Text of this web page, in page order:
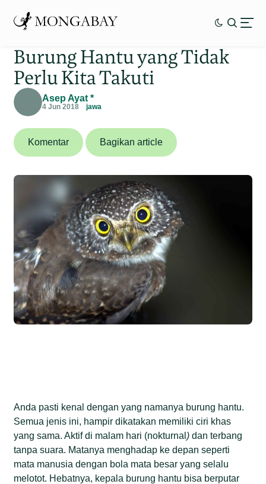
Burung Hantu yang Tidak
Perlu Kita Takuti
Asep Ayat *
4 Jun 2018 jawa
Komentar Bagikan article
Anda pasti kenal dengan yang namanya burung hantu.
Semua jenis ini, hampir dikatakan memiliki ciri khas
yang sama. Aktif di malam hari (nokturnal ) dan terbang
tanpa suara. Matanya menghadap ke depan seperti
mata manusia dengan bola mata besar yang selalu
melotot. Hebatnya, kepala burung hantu bisa berputar